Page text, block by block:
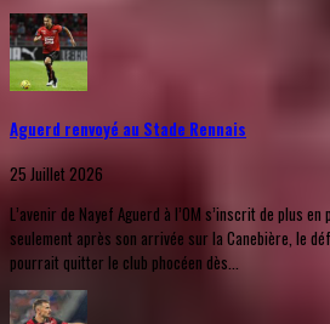
Aguerd renvoyé au Stade Rennais
25 Juillet 2026
L’avenir de Nayef Aguerd à l’OM s’inscrit de plus
seulement après son arrivée sur la Canebière, le
pourrait quitter le club phocéen dès...